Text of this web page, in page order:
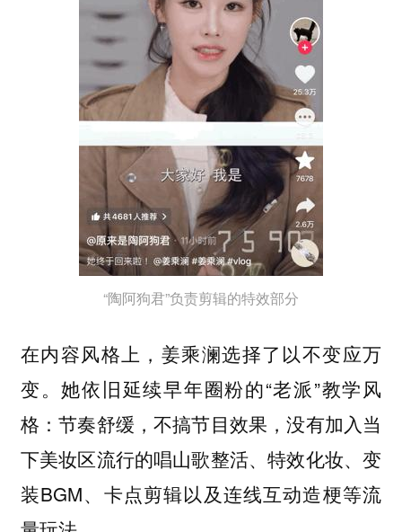
“陶阿狗君”负责剪辑的特效部分
在内容风格上，姜乘澜选择了以不变应万
变。她依旧延续早年圈粉的“老派”教学风
格：节奏舒缓，不搞节目效果，没有加入当
下美妆区流行的唱山歌整活、特效化妆、变
装BGM、卡点剪辑以及连线互动造梗等流